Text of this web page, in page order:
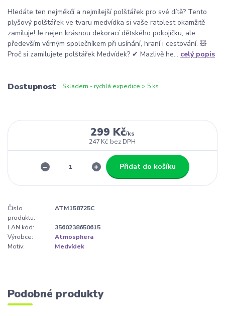
Hledáte ten nejměkčí a nejmilejší polštářek pro své dítě? Tento
plyšový polštářek ve tvaru medvídka si vaše ratolest okamžitě
zamiluje! Je nejen krásnou dekorací dětského pokojíčku, ale
především věrným společníkem při usínání, hraní i cestování. 🧸
Proč si zamilujete polštářek Medvídek? ✔ Mazlivě he... celý popis
Dostupnost Skladem - rychlá expedice > 5 ks
299 Kč/ks
247 Kč bez DPH
Přidat do košíku
Číslo
produktu:
ATM158725C
EAN kód:
3560238650615
Výrobce:
Atmosphera
Motiv:
Medvídek
Podobné produkty